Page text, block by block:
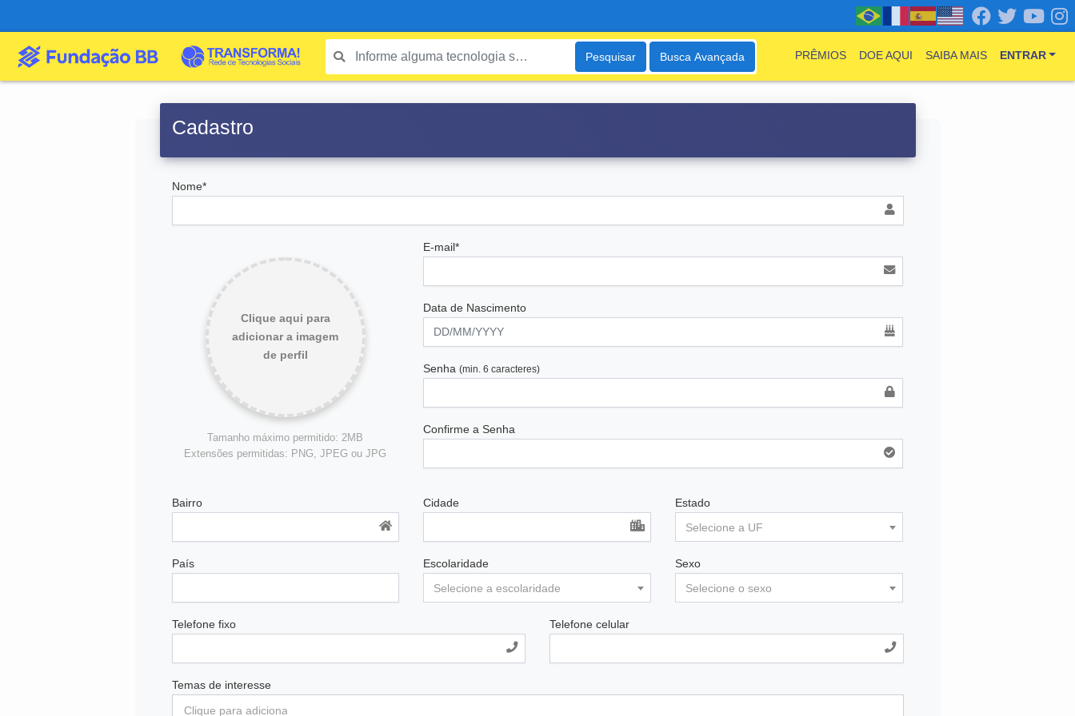
Pesquisar Busca Avançada PRÊMIOS DOE AQUI SAIBA MAIS ENTRAR
Cadastro
Nome*
Clique aqui para
adicionar a imagem
de perfil
Tamanho máximo permitido: 2MB
Extensões permitidas: PNG, JPEG ou JPG
E-mail*
Data de Nascimento
Senha(min. 6 caracteres)
Confirme a Senha
Bairro Cidade
Estado
Selecione a UF
País
Escolaridade
Selecione a escolaridade
Sexo
Selecione o sexo
Telefone fixo Telefone celular
Temas de interesse